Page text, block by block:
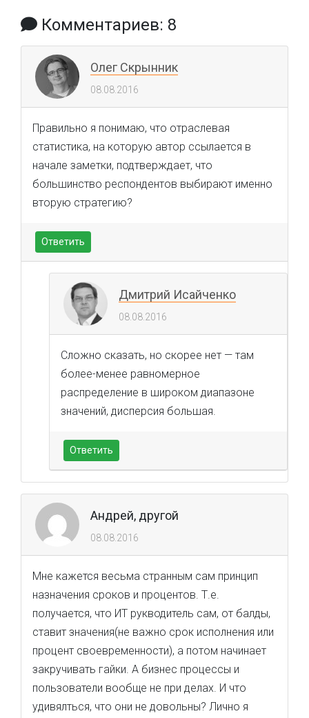
Комментариев: 8
Олег Скрынник
08.08.2016
Правильно я понимаю, что отраслевая
статистика, на которую автор ссылается в
начале заметки, подтверждает, что
большинство респондентов выбирают именно
вторую стратегию?
Ответить
Дмитрий Исайченко
08.08.2016
Сложно сказать, но скорее нет — там
более-менее равномерное
распределение в широком диапазоне
значений, дисперсия большая.
Ответить
Андрей, другой
08.08.2016
Мне кажется весьма странным сам принцип
назначения сроков и процентов. Т.е.
получается, что ИТ рукводитель сам, от балды,
ставит значения(не важно срок исполнения или
процент своевременности), а потом начинает
закручивать гайки. А бизнес процессы и
пользователи вообще не при делах. И что
удивялться, что они не довольны? Лично я